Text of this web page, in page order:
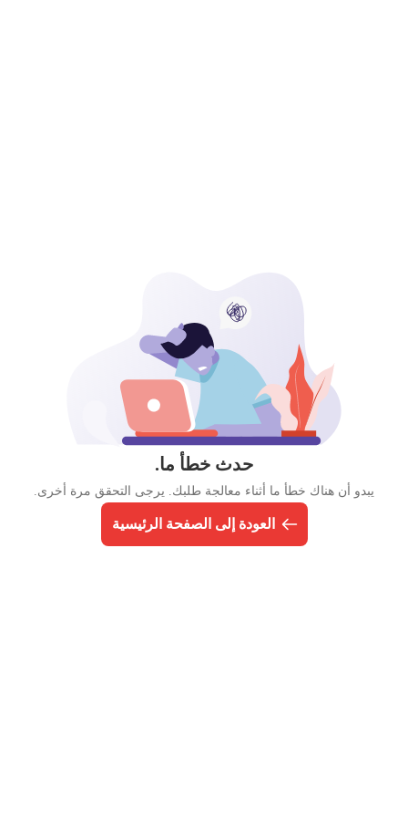
حدث خطأ ما.
يبدو أن هناك خطأ ما أثناء معالجة طلبك. يرجى التحقق مرة أخرى.
العودة إلى الصفحة الرئيسية